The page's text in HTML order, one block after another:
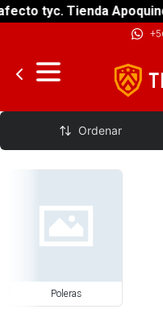
tyc. Tienda
Vestimenta
Ordenar
Poleras